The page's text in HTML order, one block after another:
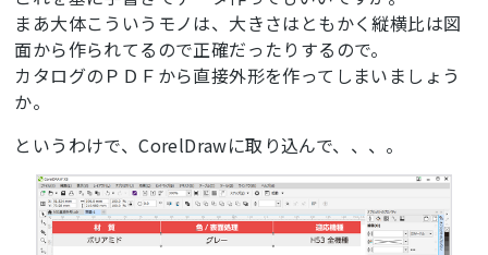
まあ大体こういうモノは、大きさはともかく縦横比は図
面から作られてるので正確だったりするので。
カタログのＰＤＦから直接外形を作ってしまいましょう
か。
というわけで、CorelDrawに取り込んで、、、。